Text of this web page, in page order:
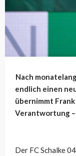
Nach
endlich einen
übernimmt
Verantwortung
Der FC Schalke